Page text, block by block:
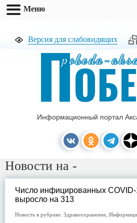
Версия для слабовидящих
pobeda-
П
Информационный портал
Новости на -
Число инфицированных
выросло на 313
Новость в рубрике: Здравоохранение
Меню